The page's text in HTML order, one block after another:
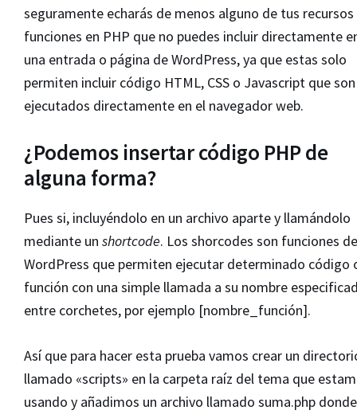
seguramente echarás de menos alguno de tus recursos
funciones en PHP que no puedes incluir directamente
una entrada o página de WordPress, ya que estas solo
permiten incluir código HTML, CSS o Javascript que son
ejecutados directamente en el navegador web.
¿Podemos insertar código PHP de
alguna forma?
Pues si, incluyéndolo en un archivo aparte y llamándolo
mediante un shortcode. Los shorcodes son funciones de
WordPress que permiten ejecutar determinado código
función con una simple llamada a su nombre
entre corchetes, por ejemplo [nombre_función].
Así que para hacer esta prueba vamos crear un
llamado «scripts» en la carpeta raíz del tema que
usando y añadimos un archivo llamado suma.php donde